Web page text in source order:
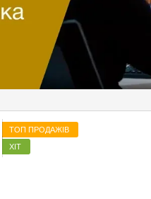
ТОП ПРОДАЖІВ
ХІТ